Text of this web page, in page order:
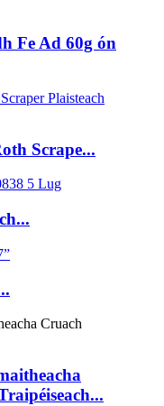
Fe Ad 60g ón
Scrape...